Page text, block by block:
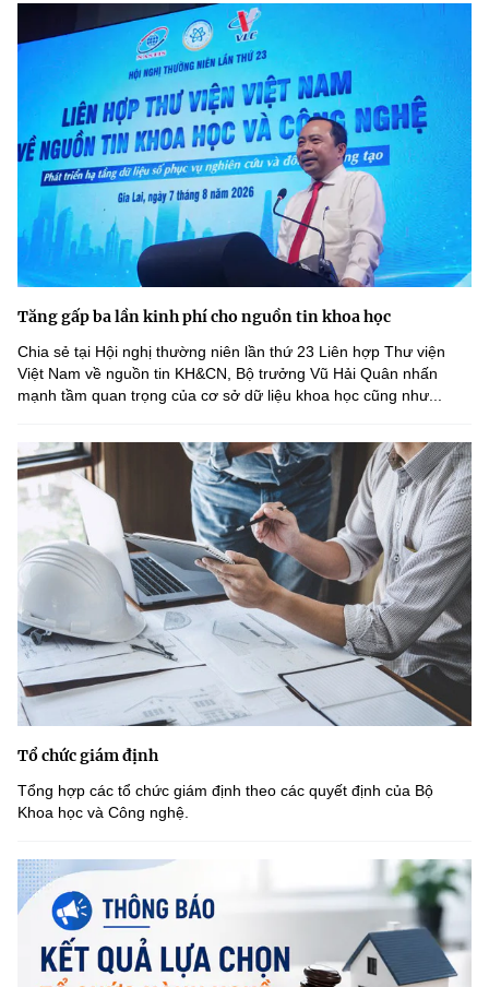
Tăng gấp ba lần kinh phí cho nguồn tin khoa học
Chia sẻ tại Hội nghị thường niên lần thứ 23 Liên hợp Thư viện
Việt Nam về nguồn tin KH&CN, Bộ trưởng Vũ Hải Quân nhấn
mạnh tầm quan trọng của cơ sở dữ liệu khoa học cũng như...
Tổ chức giám định
Tổng hợp các tổ chức giám định theo các quyết định của Bộ
Khoa học và Công nghệ.